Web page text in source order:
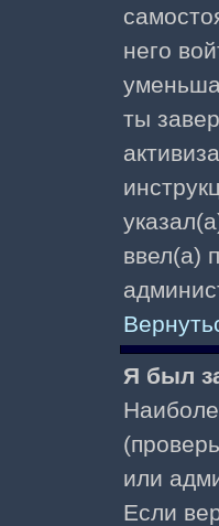
него
ты
ввел(а)
Я был
или
Если